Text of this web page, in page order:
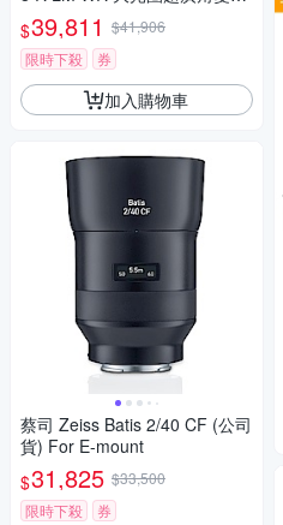
鏡頭 平行輸入
$39,811 $41,906
限時下殺
券
加入購物車
蔡司 Zeiss Batis 2/40 CF (公司
貨) For E-mount
$31,825 $33,500
限時下殺
券